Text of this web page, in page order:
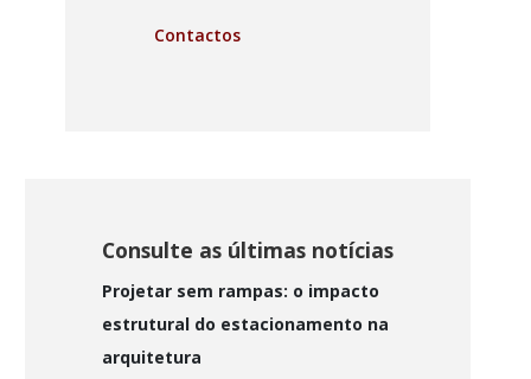
Contactos
Consulte as últimas notícias
Projetar sem rampas: o impacto
estrutural do estacionamento na
arquitetura